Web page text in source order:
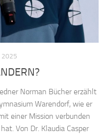
2025
Norman Bücher erzählt
Warendorf, wie er
einer Mission verbunden
Von Dr. Klaudia Casper